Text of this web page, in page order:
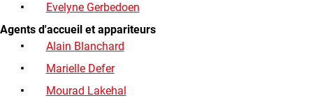
Evelyne Gerbedoen
Agents d'accueil et appariteurs
Alain Blanchard
Marielle Defer
Mourad Lakehal